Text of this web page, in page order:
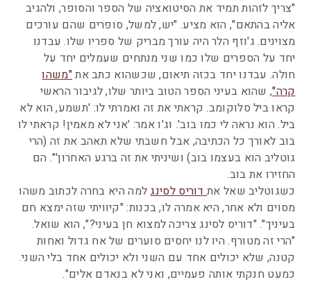
"צריך לזהות תמיד את הסיטואציה של הספר והסופר, ולהגיב
אליה בהתאם", הוא מציע. "יש, למשל, סופרים שהם עורכים
מצוינים. ג'וזף הלר היה עורך מבריק של ספריו שלו. עבדנו
יחד על הספרים שלו כמו שני מנתחים שעמלים יחד על
חולה. עבדנו יחד בכזה תיאום, שכשהוא כתב את"משהו
קרה", שהוא בעיני הספר הטוב ביותר שלו, לגיבור הראשי
קראו ביל סלוקומב. קראתי את זה ואמרתי לו: 'תשמע, הוא לא
ביל. הוא נראה לי כמו בוב'. וג'ו אמר: 'אני לא מאמין! קראתי לו
בוב לאורך כל הכתיבה, אבל חשבתי שלא תאהב את זה (הרי
גוטליב הוא בעצמו בוב) ושיניתי את זה ברגע האחרון'". הם
החזירו את בוב.
כשגוטליב שאל אתדוריס לסינגלמה היא בחרה לכתוב משהו
מסוים ולא אחר, היא אמרה לו, בכנות: "קיוויתי שזה ימצא חם
בעיניך". "דוריס לסינג צריכה למצוא חן בעיני?", הוא שואל.
"הרי זה מטורף. היו לנו יחסים סוערים של אח גדול ואחות
קטנה, שלא יכולים אחד עם השני ולא יכולים אחד בלי השני.
כמעט חנקתי אותה פעמיים, ואני לא בנאדם אלים".